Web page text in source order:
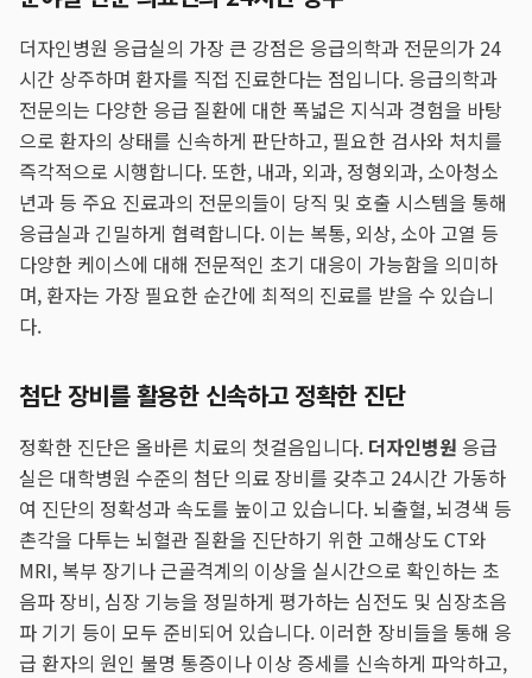
더자인병원 응급실의 가장 큰 강점은 응급의학과 전문의가 24
시간 상주하며 환자를 직접 진료한다는 점입니다. 응급의학과
전문의는 다양한 응급 질환에 대한 폭넓은 지식과 경험을 바탕
으로 환자의 상태를 신속하게 판단하고, 필요한 검사와 처치를
즉각적으로 시행합니다. 또한, 내과, 외과, 정형외과, 소아청소
년과 등 주요 진료과의 전문의들이 당직 및 호출 시스템을 통해
응급실과 긴밀하게 협력합니다. 이는 복통, 외상, 소아 고열 등
다양한 케이스에 대해 전문적인 초기 대응이 가능함을 의미하
며, 환자는 가장 필요한 순간에 최적의 진료를 받을 수 있습니
다.
첨단 장비를 활용한 신속하고 정확한 진단
정확한 진단은 올바른 치료의 첫걸음입니다. 더자인병원 응급
실은 대학병원 수준의 첨단 의료 장비를 갖추고 24시간 가동하
여 진단의 정확성과 속도를 높이고 있습니다. 뇌출혈, 뇌경색 등
촌각을 다투는 뇌혈관 질환을 진단하기 위한 고해상도 CT와
MRI, 복부 장기나 근골격계의 이상을 실시간으로 확인하는 초
음파 장비, 심장 기능을 정밀하게 평가하는 심전도 및 심장초음
파 기기 등이 모두 준비되어 있습니다. 이러한 장비들을 통해 응
급 환자의 원인 불명 통증이나 이상 증세를 신속하게 파악하고,